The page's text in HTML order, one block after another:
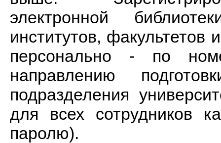
электронной
институтов,
персонально - по
направлению
подразделения
для всех сотрудников
паролю).